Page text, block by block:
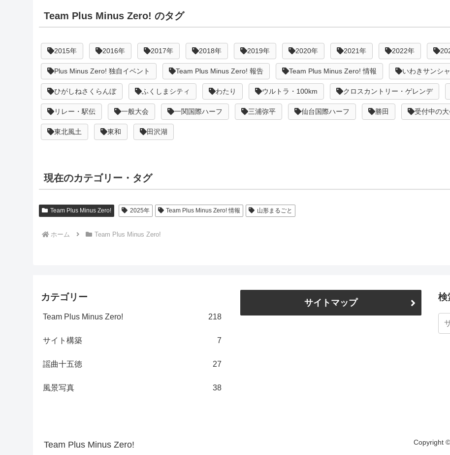
Team Plus Minus Zero! のタグ
2015年 2016年 2017年 2018年 2019年 2020年 2021年 2022年
Plus Minus Zero! 独自イベント Team Plus Minus Zero! 報告 Team Plus Minus Zero! 情報 いわきサンシ
ひがしねさくらんぼ ふくしまシティ わたり ウルトラ・100km クロスカントリー・ゲレンデ
リレー・駅伝 一般大会 一関国際ハーフ 三浦弥平 仙台国際ハーフ 勝田 受付中の大
東北風土 東和 田沢湖
現在のカテゴリー・タグ
Team Plus Minus Zero! 2025年 Team Plus Minus Zero! 情報 山形まるごと
ホーム Team Plus Minus Zero!
カテゴリー
Team Plus Minus Zero! 218
サイト構築 7
謡曲十五徳 27
風景写真 38
サイトマップ
検
Team Plus Minus Zero! Copyright